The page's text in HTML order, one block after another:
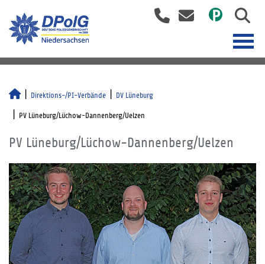
Direktions-/PI-Verbände DV Lüneburg
PV Lüneburg/Lüchow-Dannenberg/Uelzen
PV Lüneburg/Lüchow-Dannenberg/Uelzen